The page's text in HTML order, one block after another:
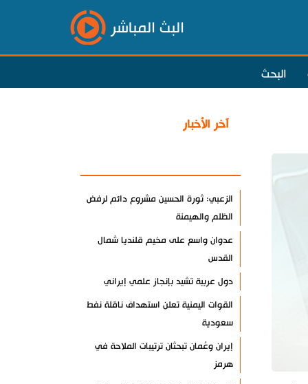
البث المباشر
البحث
آخر الأخبار
الزعبي: ثورة الحسين مشروع دائم لرفض
الظلم والهيمنة
عدوان واسع على مخيم قلنديا شمال
القدس
دول عربية تشيد بإنجاز علمي إيراني
القوات اليمنية تعلن استهداف ناقلة نفط
سعودية
إيران وعُمان تبحثان ترتيبات الملاحة في
هرمز